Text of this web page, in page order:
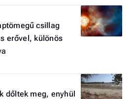
csillag
erővel, különös
dőltek meg, enyhül